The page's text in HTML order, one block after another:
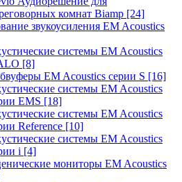
комнат Biamp [24]
звукоусиления EM Acoustics
системы EM Acoustics
[8]
EM Acoustics серии S [16]
системы EM Acoustics
EMS [18]
системы EM Acoustics
Reference [10]
системы EM Acoustics
i [4]
мониторы EM Acoustics